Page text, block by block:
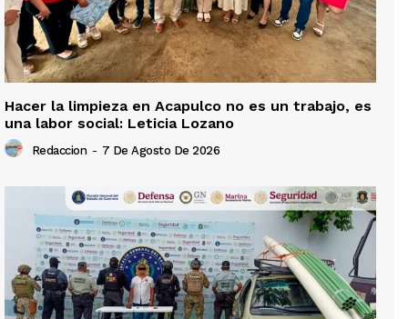
Hacer la limpieza en Acapulco no es un trabajo, es
una labor social: Leticia Lozano
Redaccion - 7 De Agosto De 2026